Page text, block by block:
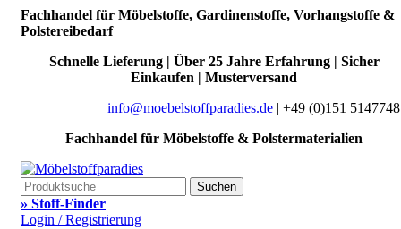
Fachhandel für Möbelstoffe, Gardinenstoffe, Vorhangstoffe &
Polstereibedarf
Schnelle Lieferung | Über 25 Jahre Erfahrung | Sicher
Einkaufen | Musterversand
info@moebelstoffparadies.de | +49 (0)151
Fachhandel für Möbelstoffe & Polstermaterialien
Suchen
» Stoff-Finder
Login / Registrierung